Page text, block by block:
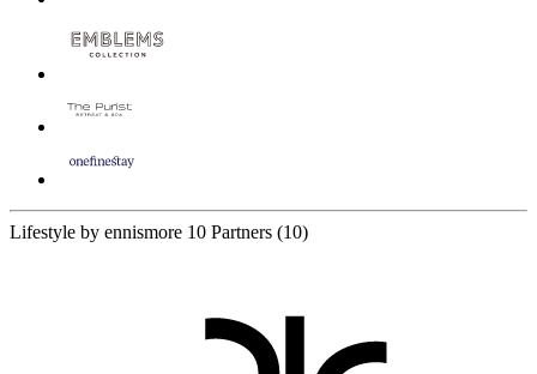
Lifestyle by ennismore 10 Partners (10)